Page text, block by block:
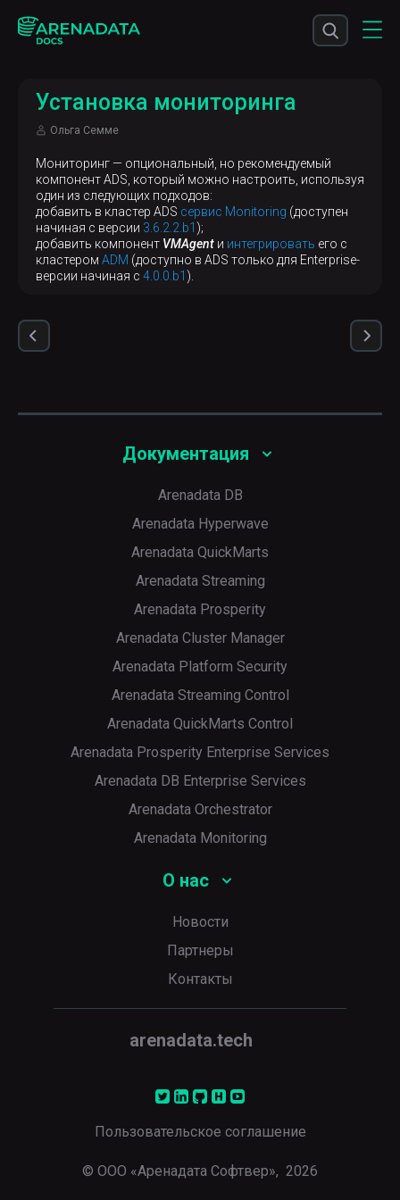
Установка мониторинга
Ольга Семме
Мониторинг — опциональный, но рекомендуемый
компонент ADS, который можно настроить, используя
один из следующих подходов:
добавить в кластер ADS сервис Monitoring (доступен
начиная с версии 3.6.2.2.b1 );
добавить компонент VMAgent и интегрировать его с
кластером ADM (доступно в ADS только для Enterprise-
версии начиная с 4.0.0.b1 ).
Документация
Arenadata DB
Arenadata Hyperwave
Arenadata QuickMarts
Arenadata Streaming
Arenadata Prosperity
Arenadata Cluster Manager
Arenadata Platform Security
Arenadata Streaming Control
Arenadata QuickMarts Control
Arenadata Prosperity Enterprise Services
Arenadata DB Enterprise Services
Arenadata Orchestrator
Arenadata Monitoring
О нас
Новости
Партнеры
Контакты
arenadata.tech
© ООО «Аренадата Софтвер», 2026
Пользовательское соглашение